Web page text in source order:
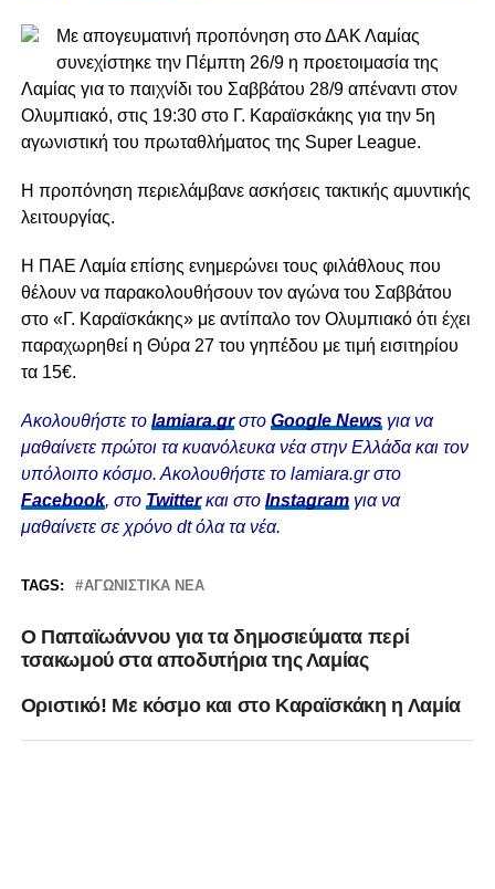
Με απογευματινή προπόνηση στο ΔΑΚ Λαμίας
συνεχίστηκε την Πέμπτη 26/9 η προετοιμασία της
Λαμίας για το παιχνίδι του Σαββάτου 28/9 απέναντι στον
Ολυμπιακό, στις 19:30 στο Γ. Καραϊσκάκης για την 5η
αγωνιστική του πρωταθλήματος της Super League.
Η προπόνηση περιελάμβανε ασκήσεις τακτικής αμυντικής
λειτουργίας.
Η ΠΑΕ Λαμία επίσης ενημερώνει τους φιλάθλους που
θέλουν να παρακολουθήσουν τον αγώνα του Σαββάτου
στο «Γ. Καραϊσκάκης» με αντίπαλο τον Ολυμπιακό ότι έχει
παραχωρηθεί η Θύρα 27 του γηπέδου με τιμή εισιτηρίου
τα 15€.
Ακολουθήστε το lamiara.grστο Google Newsγια να
μαθαίνετε πρώτοι τα κυανόλευκα νέα στην Ελλάδα και τον
υπόλοιπο κόσμο. Ακολουθήστε το lamiara.gr στο
Facebook, στο Twitterκαι στο Instagram για να
μαθαίνετε σε χρόνο dt όλα τα νέα.
TAGS: ΑΓΩΝΙΣΤΙΚΆ ΝΈΑ
Ο Παπαϊωάννου για τα δημοσιεύματα περί
τσακωμού στα αποδυτήρια της Λαμίας
Οριστικό! Με κόσμο και στο Καραϊσκάκη η Λαμία